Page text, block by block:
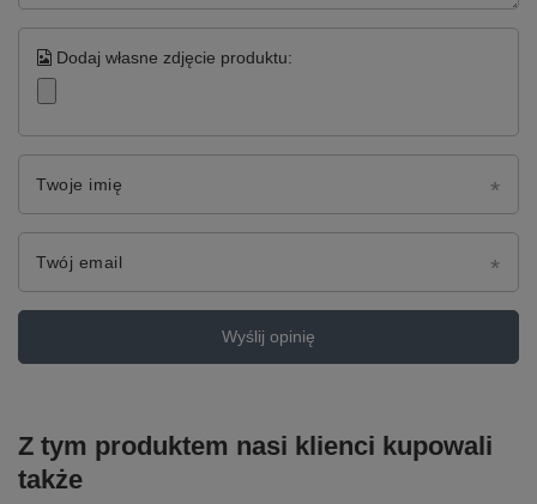
Dodaj własne zdjęcie produktu:
Twoje imię
Twój email
Wyślij opinię
Z tym produktem nasi klienci kupowali
także